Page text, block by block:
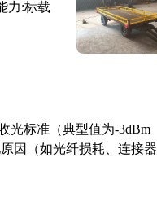
力:标载
光标准（典型值为-3dBm
因（如光纤损耗、连接器